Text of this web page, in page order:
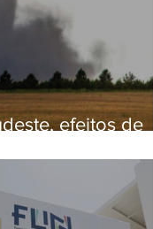
efeitos de
população